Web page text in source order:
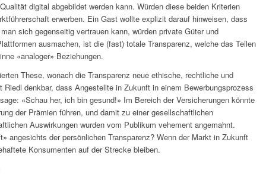
digital abgebildet werden kann. Würden diese beiden Kriterien
erwerben. Ein Gast wollte explizit darauf hinweisen, dass
sich gegenseitig vertrauen kann, würden private Güter und
ausmachen, ist die (fast) totale Transparenz, welche das Teilen
«analoger» Beziehungen.
These, wonach die Transparenz neue ethische, rechtliche und
denkbar, dass Angestellte in Zukunft in einem Bewerbungsprozess
«Schau her, ich bin gesund!» Im Bereich der Versicherungen könnte
der Prämien führen, und damit zu einer gesellschaftlichen
Auswirkungen wurden vom Publikum vehement angemahnt.
angesichts der persönlichen Transparenz? Wenn der Markt in Zukunft
Konsumenten auf der Strecke bleiben.